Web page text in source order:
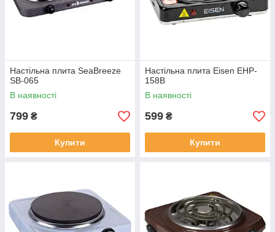
Настільна плита SeaBreeze
SB-065
В наявності
799 ₴
Купити
Настільна плита Eisen EHP-
158B
В наявності
599 ₴
Купити